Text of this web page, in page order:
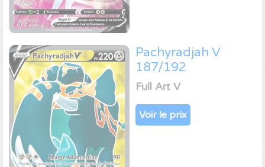
Pachyradjah V
187/192
Full Art V
Voir le prix